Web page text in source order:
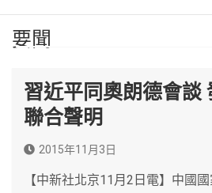
要聞
習近平同奧朗德會談
聯合聲明
2015年11月3日
【中新社北京11月2日電】中國